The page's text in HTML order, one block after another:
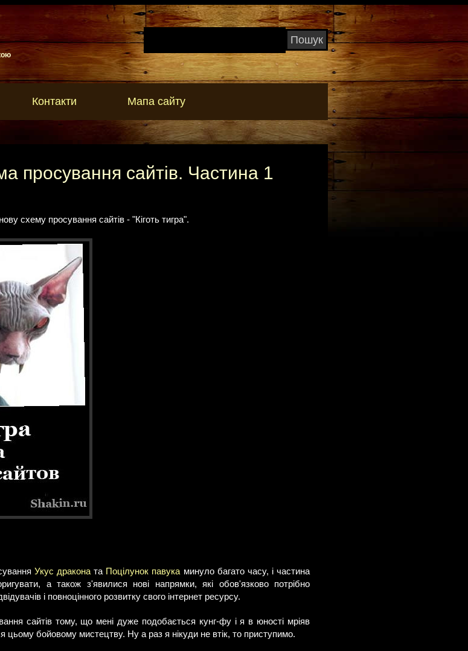
Контакти Мапа сайту
просування сайтів. Частина 1
схему просування сайтів - "Кіготь тигра".
Укус дракона та Поцілунок павука минуло багато часу, і частина
а також з'явилися нові напрямки, які обов'язково потрібно
і повноцінного розвитку свого інтернет ресурсу.
сайтів тому, що мені дуже подобається кунг-фу і я в юності мріяв
бойовому мистецтву. Ну а раз я нікуди не втік, то приступимо.